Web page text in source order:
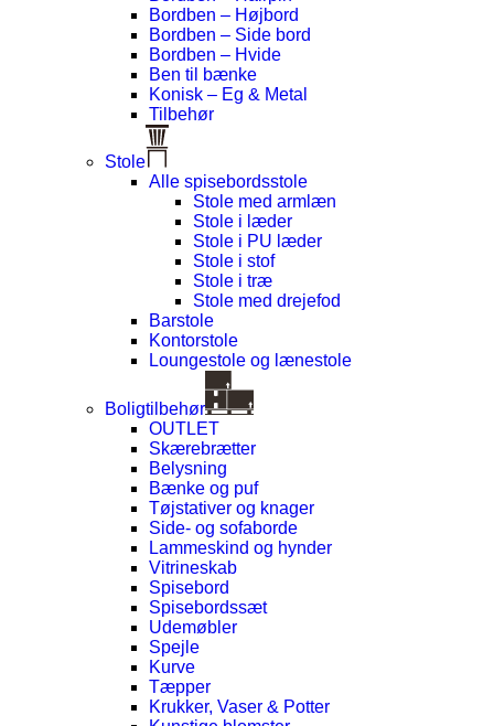
Bordben – Højbord
Bordben – Side bord
Bordben – Hvide
Ben til bænke
Konisk – Eg & Metal
Tilbehør
Stole
Alle spisebordsstole
Stole med armlæn
Stole i læder
Stole i PU læder
Stole i stof
Stole i træ
Stole med drejefod
Barstole
Kontorstole
Loungestole og lænestole
Boligtilbehør
OUTLET
Skærebrætter
Belysning
Bænke og puf
Tøjstativer og knager
Side- og sofaborde
Lammeskind og hynder
Vitrineskab
Spisebord
Spisebordssæt
Udemøbler
Spejle
Kurve
Tæpper
Krukker, Vaser & Potter